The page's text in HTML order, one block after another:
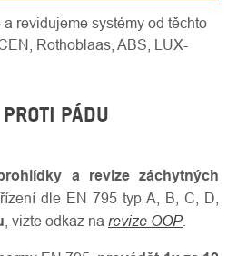
revidujeme systémy od těchto
Rothoblaas, ABS, LUX-
PÁDU
a revize záchytných
dle EN 795 typ A, B, C, D,
, vizte odkaz na revize OOP